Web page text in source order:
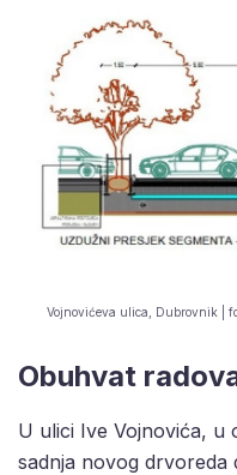
Vojnovićeva ulica, Dubrovnik |
Obuhvat
U ulici Ive Vojnovića, u
sadnja novog